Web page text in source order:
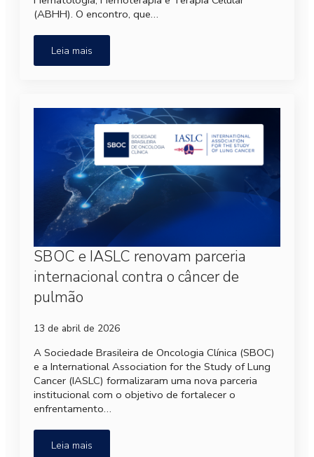
(ABHH). O encontro, que…
Leia mais
SBOC e IASLC renovam parceria
internacional contra o câncer de
pulmão
13 de abril de 2026
A Sociedade Brasileira de Oncologia Clínica (SBOC)
e a International Association for the Study of Lung
Cancer (IASLC) formalizaram uma nova parceria
institucional com o objetivo de fortalecer o
enfrentamento…
Leia mais